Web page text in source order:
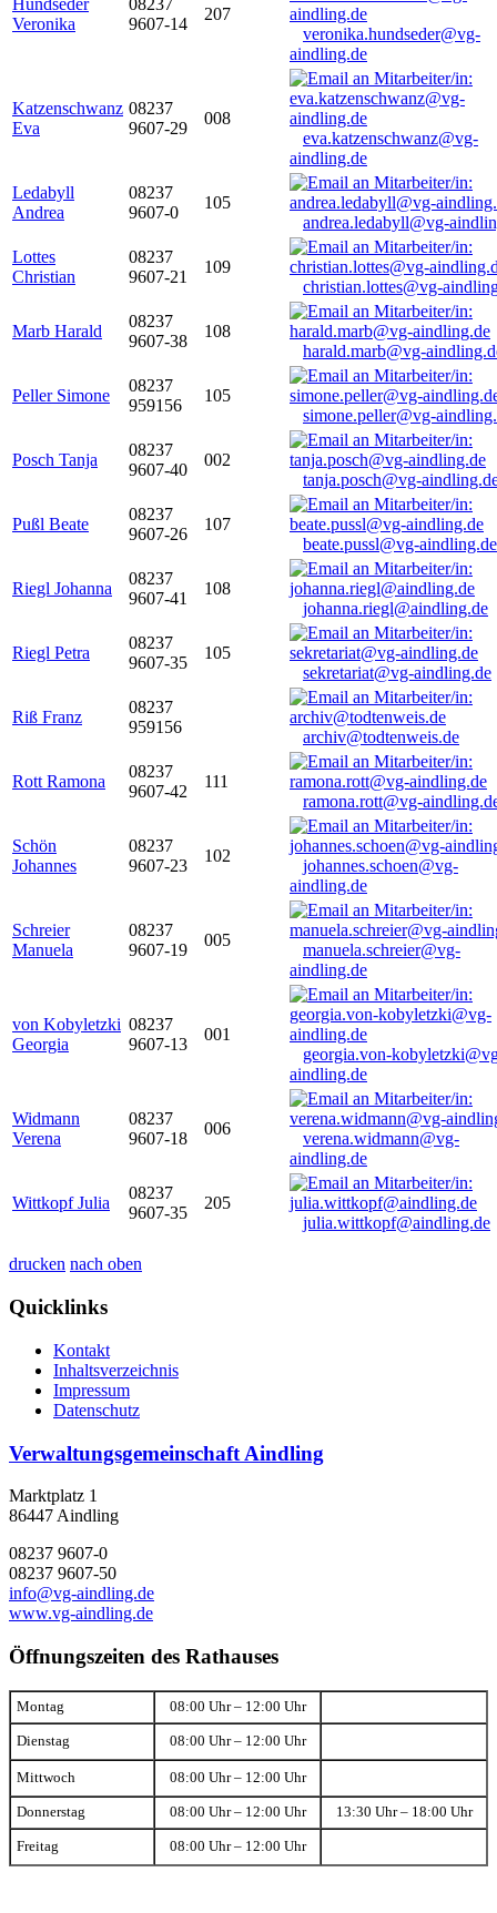
Hundseder
Veronika
08237
9607-14
207
veronika.hundseder@vg-
aindling.de
Katzenschwanz
Eva
08237
9607-29
008
eva.katzenschwanz@vg-
aindling.de
Ledabyll
Andrea
08237
9607-0
105
andrea.ledabyll@vg-
Lottes
Christian
08237
9607-21
109
christian.lottes@vg-
Marb Harald
08237
9607-38
108
harald.marb@vg-
Peller Simone
08237
959156
105
simone.peller@vg-
Posch Tanja
08237
9607-40
002
tanja.posch@vg-
Pußl Beate
08237
9607-26
107
beate.pussl@vg-aindling.de
Riegl Johanna
08237
9607-41
108
johanna.riegl@aindling.de
Riegl Petra
08237
9607-35
105
sekretariat@vg-aindling.de
Riß Franz
08237
959156
archiv@todtenweis.de
Rott Ramona
08237
9607-42
111
ramona.rott@vg-
Schön
Johannes
08237
9607-23
102
johannes.schoen@vg-
aindling.de
Schreier
Manuela
08237
9607-19
005
manuela.schreier@vg-
aindling.de
von Kobyletzki
Georgia
08237
9607-13
001
georgia.von-
aindling.de
Widmann
Verena
08237
9607-18
006
verena.widmann@vg-
aindling.de
Wittkopf Julia
08237
9607-35
205
julia.wittkopf@aindling.de
drucken nach oben
Quicklinks
Kontakt
Inhaltsverzeichnis
Impressum
Datenschutz
Verwaltungsgemeinschaft Aindling
Marktplatz 1
86447 Aindling
08237 9607-0
08237 9607-50
info@vg-aindling.de
www.vg-aindling.de
Öffnungszeiten des Rathauses
Montag 08:00 Uhr – 12:00 Uhr
Dienstag 08:00 Uhr – 12:00 Uhr
Mittwoch 08:00 Uhr – 12:00 Uhr
Donnerstag 08:00 Uhr – 12:00 Uhr 13:30 Uhr – 18:00 Uhr
Freitag 08:00 Uhr – 12:00 Uhr